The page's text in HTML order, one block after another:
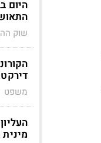
היום
שוק
משפט